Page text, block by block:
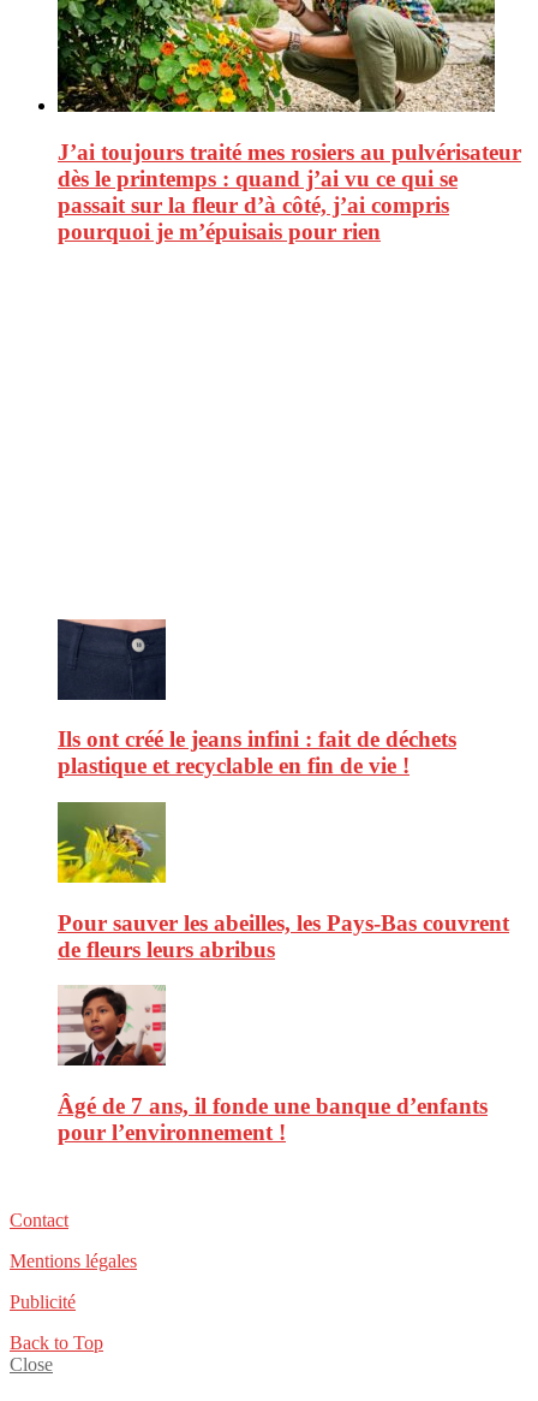
J’ai toujours traité mes rosiers au pulvérisateur
dès le printemps : quand j’ai vu ce qui se
passait sur la fleur d’à côté, j’ai compris
pourquoi je m’épuisais pour rien
Ils ont créé le jeans infini : fait de déchets
plastique et recyclable en fin de vie !
Pour sauver les abeilles, les Pays-Bas couvrent
de fleurs leurs abribus
Âgé de 7 ans, il fonde une banque d’enfants
pour l’environnement !
Contact
Mentions légales
Publicité
Back to Top
Close